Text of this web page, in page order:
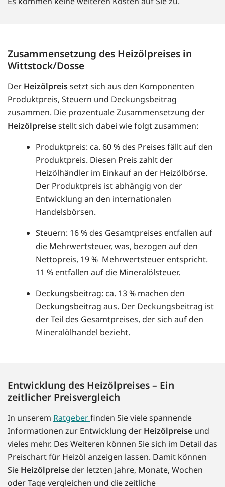
Zusammensetzung des Heizölpreises in
Wittstock/Dosse
Der Heizölpreissetzt sich aus den Komponenten
Produktpreis, Steuern und Deckungsbeitrag
zusammen. Die prozentuale Zusammensetzung der
Heizölpreisestellt sich dabei wie folgt zusammen:
Produktpreis: ca. 60 % des Preises fällt auf den
Produktpreis. Diesen Preis zahlt der
Heizölhändler im Einkauf an der Heizölbörse.
Der Produktpreis ist abhängig von der
Entwicklung an den internationalen
Handelsbörsen.
Steuern: 16 % des Gesamtpreises entfallen auf
die Mehrwertsteuer, was, bezogen auf den
Nettopreis, 19 % Mehrwertsteuer entspricht.
11 % entfallen auf die Mineralölsteuer.
Deckungsbeitrag: ca. 13 % machen den
Deckungsbeitrag aus. Der Deckungsbeitrag ist
der Teil des Gesamtpreises, der sich auf den
Mineralölhandel bezieht.
Entwicklung des Heizölpreises – Ein
zeitlicher Preisvergleich
In unserem Ratgeberfinden Sie viele spannende
Informationen zur Entwicklung der Heizölpreise und
vieles mehr. Des Weiteren können Sie sich im Detail das
Preischart für Heizöl anzeigen lassen. Damit können
Sie Heizölpreise der letzten Jahre, Monate, Wochen
oder Tage vergleichen und die zeitliche